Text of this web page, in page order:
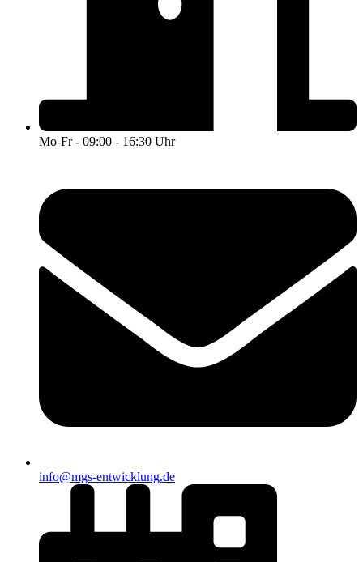
Mo-Fr - 09:00 - 16:30 Uhr
info@mgs-entwicklung.de